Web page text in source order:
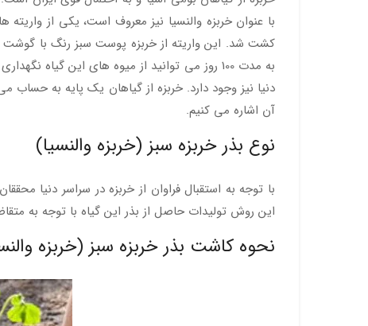
کشت شد. این واریته از خربزه پوست سبز رنگ با گوشت
به مدت 100 روز می توانید از میوه های این
دنیا نیز وجود دارد. خربزه از گیاهان یک پایه به
آن اشاره می کنیم.
نوع بذر خربزه سبز (خربزه والنسیا)
با توجه به استقبال فراوان از خربزه در سراسر دنیا
این روش تولیدات حاصل از بذر این گیاه با توجه به
نحوه کاشت بذر خربزه سبز (خربزه